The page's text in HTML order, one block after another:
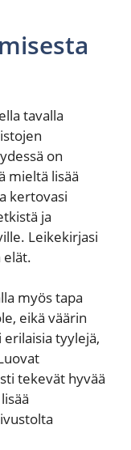
tavalla
on
mieltä lisää
kertovasi
ja
Leikekirjasi
elät.
myös tapa
eikä väärin
tyylejä,
tekevät hyvää